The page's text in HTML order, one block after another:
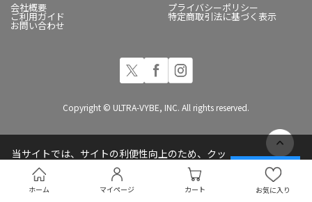
ホーム マイページ カート お気に入り
会社概要 プライバシーポリシー
ご利用ガイド 特定商取引法に基づく表示
お問い合わせ
Copyright © ULTRA-VYBE, INC. All rights reserved.
当サイトでは、サイトの利便性向上のため、クッ
キー(Cookie)を使用しています
プライバシーポリシー
承諾する